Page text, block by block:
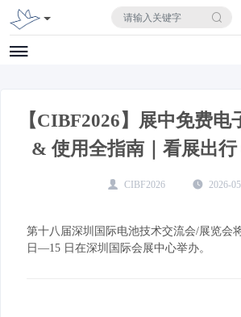
【CIBF2026】展中免费电
& 使用全指南｜看展出行
CIBF2026 2026-
第十八届深圳国际电池技术交流会/展览会
日—15 日在深圳国际会展中心举办。